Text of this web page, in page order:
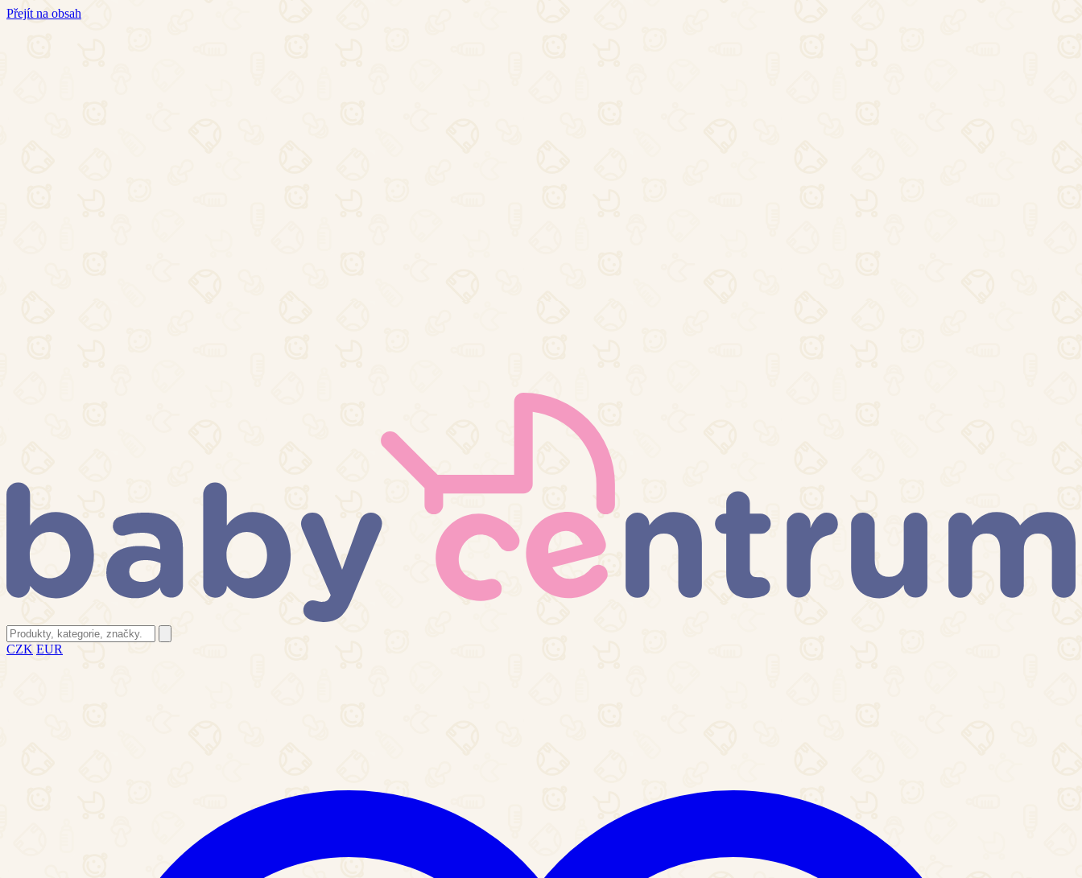
Přejít na obsah
CZK EUR